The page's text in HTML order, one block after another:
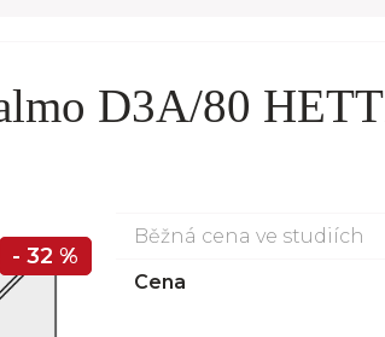
D3A/80
- 32 %
Běžná cena ve studiích
Cena